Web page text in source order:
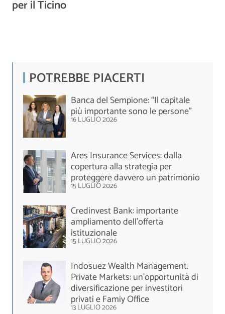
per il Ticino
POTREBBE PIACERTI
Banca del Sempione: “Il capitale
più importante sono le persone”
16 LUGLIO 2026
Ares Insurance Services: dalla
copertura alla strategia per
proteggere davvero un patrimonio
15 LUGLIO 2026
Credinvest Bank: importante
ampliamento dell’offerta
istituzionale
15 LUGLIO 2026
Indosuez Wealth Management.
Private Markets: un’opportunità di
diversificazione per investitori
privati e Famiy Office
13 LUGLIO 2026